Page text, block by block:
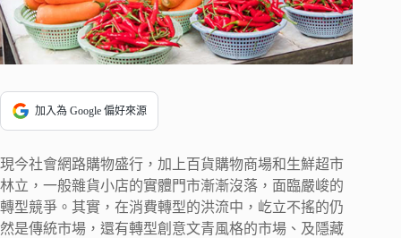
加入為 Google 偏好來源
現今社會網路購物盛行，加上百貨購物商場和生鮮超市
林立，一般雜貨小店的實體門市漸漸沒落，面臨嚴峻的
轉型競爭。其實，在消費轉型的洪流中，屹立不搖的仍
然是傳統市場，還有轉型創意文青風格的市場、及隱藏